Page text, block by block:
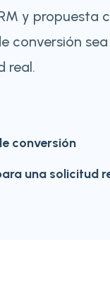
y propuesta
conversión
real.
conversión
una solicitud